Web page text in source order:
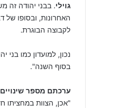
גוילי. בבני יהודה זה
האחרונות, ובסופו של
לקבוצה הבוגרת.
נכון, למועדון כמו
בסוף השנה".
ערכתם מספר
"אכן, הצוות במחציתו